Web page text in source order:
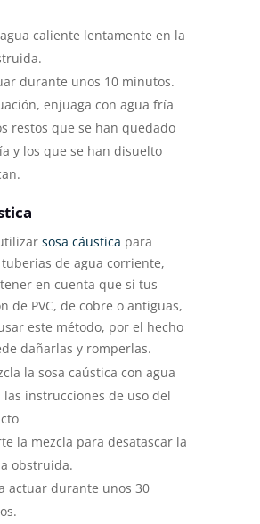
caliente lentamente en la
durante unos 10 minutos.
enjuaga con agua fría
restos que se han quedado
y los que se han disuelto
sosa cáustica para
de agua corriente,
en cuenta que si tus
de PVC, de cobre o antiguas,
este método, por el hecho
dañarlas y romperlas.
la sosa caústica con agua
las instrucciones de uso del
la mezcla para desatascar la
obstruida.
actuar durante unos 30